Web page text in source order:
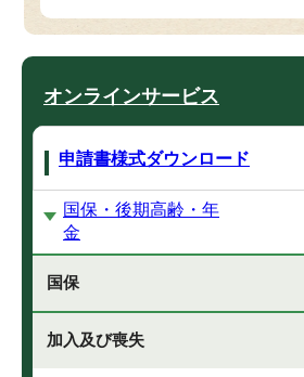
オンラインサービス
申請書様式ダウンロード
国保・後期高齢・年
金
国保
加入及び喪失